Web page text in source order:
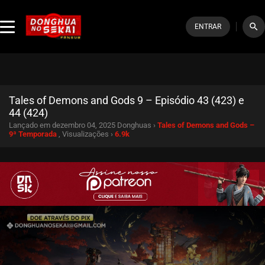
ENTRAR search
Tales of Demons and Gods 9 – Episódio 43 (423) e
44 (424)
Lançado em dezembro 04, 2025 Donghuas › Tales of Demons and Gods –
9ª Temporada , Visualizações › 6.9k